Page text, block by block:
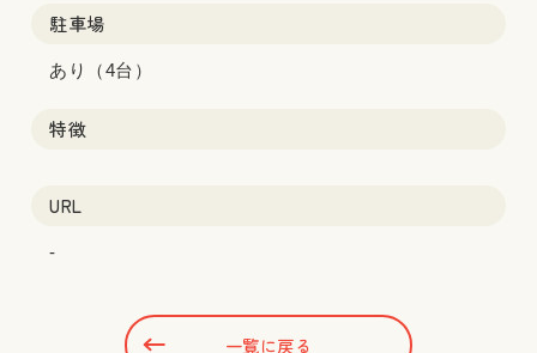
駐車場
あり（4台）
特徴
URL
-
一覧に戻る